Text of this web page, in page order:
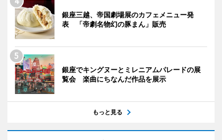
銀座三越、帝国劇場展のカフェメニュー発
表 「帝劇名物幻の豚まん」販売
銀座でキングヌーとミレニアムパレードの展
覧会 楽曲にちなんだ作品を展示
もっと見る